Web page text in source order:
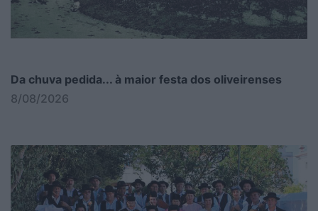
Da chuva pedida... à maior festa dos oliveirenses
8/08/2026